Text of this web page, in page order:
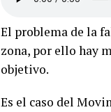
El problema de la
zona, por ello hay
objetivo.
Es el caso del